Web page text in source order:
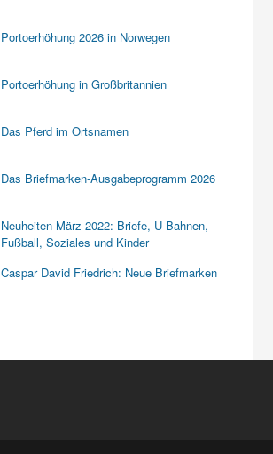
Portoerhöhung 2026 in Norwegen
Portoerhöhung in Großbritannien
Das Pferd im Ortsnamen
Das Briefmarken-Ausgabeprogramm 2026
Neuheiten März 2022: Briefe, U-Bahnen,
Fußball, Soziales und Kinder
Caspar David Friedrich: Neue Briefmarken